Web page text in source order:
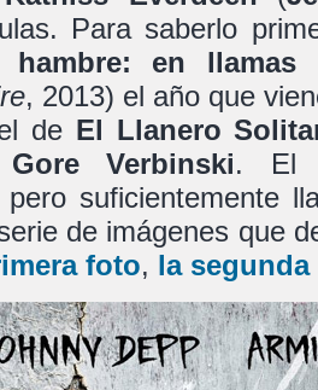
Para saberlo
en llamas
, 2013) el año que
de El Llanero
Gore Verbinski. El
pero suficientemente
de imágenes que
foto, la